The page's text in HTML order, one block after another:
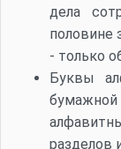
дела
половине
- только
Буквы
разделов